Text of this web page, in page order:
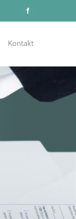
Facebook
Kontakt